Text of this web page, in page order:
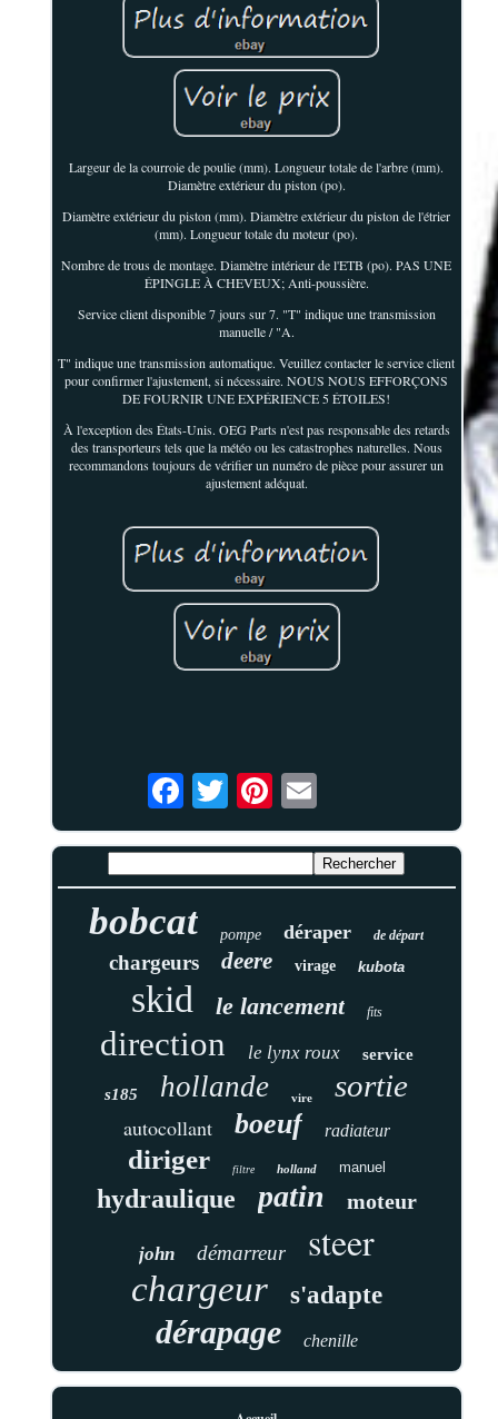
Largeur de la courroie de poulie (mm). Longueur totale de l'arbre (mm).
Diamètre extérieur du piston (po).
Diamètre extérieur du piston (mm). Diamètre extérieur du piston de l'étrier
(mm). Longueur totale du moteur (po).
Nombre de trous de montage. Diamètre intérieur de l'ETB (po). PAS UNE
ÉPINGLE À CHEVEUX; Anti-poussière.
Service client disponible 7 jours sur 7. "T" indique une transmission
manuelle / "A.
T" indique une transmission automatique. Veuillez contacter le service client
pour confirmer l'ajustement, si nécessaire. NOUS NOUS EFFORÇONS
DE FOURNIR UNE EXPÉRIENCE 5 ÉTOILES!
À l'exception des États-Unis. OEG Parts n'est pas responsable des retards
des transporteurs tels que la météo ou les catastrophes naturelles. Nous
recommandons toujours de vérifier un numéro de pièce pour assurer un
ajustement adéquat.
bobcat pompe déraper de départ
chargeurs deere virage kubota
skid le lancement fits
direction le lynx roux service
s185 hollande vire sortie
autocollant boeuf radiateur
diriger filtre holland manuel
hydraulique patin moteur
john démarreur steer
chargeur s'adapte
dérapage chenille